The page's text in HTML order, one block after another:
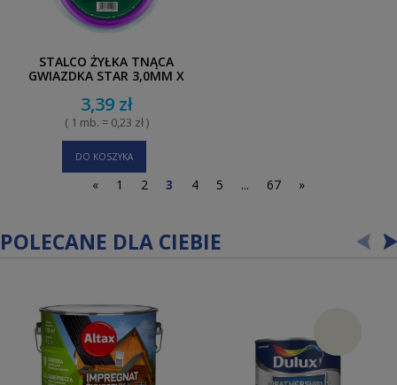
STALCO ŻYŁKA TNĄCA
GWIAZDKA STAR 3,0MM X
3,39 zł
( 1 mb. = 0,23 zł )
DO KOSZYKA
« 1 2 3 4 5 ... 67 »
POLECANE DLA CIEBIE